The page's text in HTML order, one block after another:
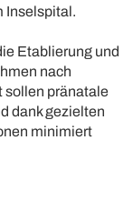
Inselspital.
Etablierung und
nach
sollen pränatale
dank gezielten
minimiert